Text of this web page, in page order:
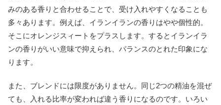
みのある香りと合わせることで、受け入れやすくなることも
多々あります。例えば、イランイランの香りはやや個性的。
そこにオレンジスィートをプラスします。するとイランイラ
ンの香りがいい意味で抑えられ、バランスのとれた印象にな
ります。
また、ブレンドには限度がありません。同じ2つの精油を混ぜ
ても、入れる比率が変われば違う香りになるのです。いろい